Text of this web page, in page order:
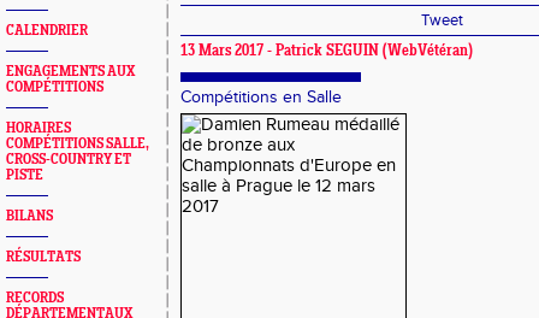
CALENDRIER
ENGAGEMENTS AUX
COMPÉTITIONS
HORAIRES
COMPÉTITIONS SALLE,
CROSS-COUNTRY ET
PISTE
BILANS
RÉSULTATS
RECORDS
DÉPARTEMENTAUX
Tweet
13 Mars 2017 - Patrick SEGUIN (WebVétéran)
Compétitions en Salle